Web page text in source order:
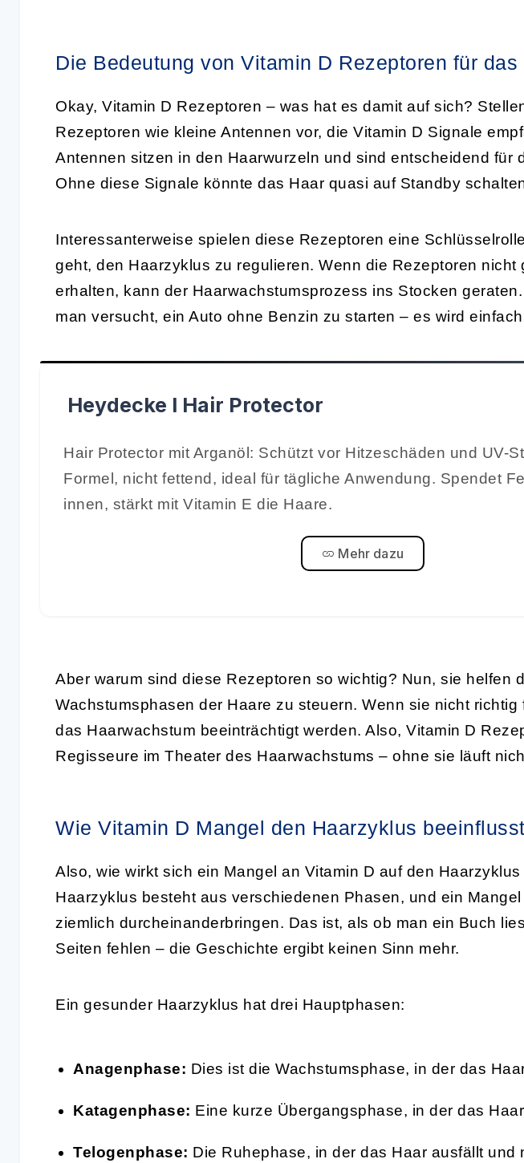
Die Bedeutung von Vitamin D Rezeptoren für das
Okay, Vitamin D Rezeptoren – was hat es damit auf sich?
Rezeptoren wie kleine Antennen vor, die Vitamin D Signale
Antennen sitzen in den Haarwurzeln und sind entscheidend für
Ohne diese Signale könnte das Haar quasi auf Standby
Interessanterweise spielen diese Rezeptoren eine
geht, den Haarzyklus zu regulieren. Wenn die Rezeptoren nicht
erhalten, kann der Haarwachstumsprozess ins Stocken
man versucht, ein Auto ohne Benzin zu starten – es wird
Heydecke I Hair Protector
Hair Protector mit Arganöl: Schützt vor Hitzeschäden und UV-
Formel, nicht fettend, ideal für tägliche Anwendung. Spendet
innen, stärkt mit Vitamin E die Haare.
Mehr dazu
Aber warum sind diese Rezeptoren so wichtig? Nun, sie helfen
Wachstumsphasen der Haare zu steuern. Wenn sie nicht richtig
das Haarwachstum beeinträchtigt werden. Also, Vitamin D
Regisseure im Theater des Haarwachstums – ohne sie läuft
Wie Vitamin D Mangel den Haarzyklus beeinflusst
Also, wie wirkt sich ein Mangel an Vitamin D auf den
Haarzyklus besteht aus verschiedenen Phasen, und ein
ziemlich durcheinanderbringen. Das ist, als ob man ein Buch
Seiten fehlen – die Geschichte ergibt keinen Sinn mehr.
Ein gesunder Haarzyklus hat drei Hauptphasen:
Anagenphase: Dies ist die Wachstumsphase, in der das
Katagenphase: Eine kurze Übergangsphase, in der das
Telogenphase: Die Ruhephase, in der das Haar ausfällt und